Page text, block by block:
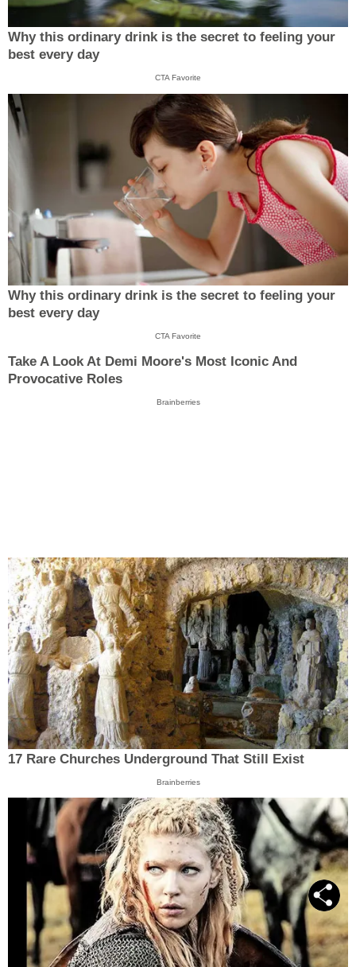
Why this ordinary drink is the secret to feeling your
best every day
CTA Favorite
Why this ordinary drink is the secret to feeling your
best every day
CTA Favorite
Take A Look At Demi Moore's Most Iconic And
Provocative Roles
Brainberries
17 Rare Churches Underground That Still Exist
Brainberries